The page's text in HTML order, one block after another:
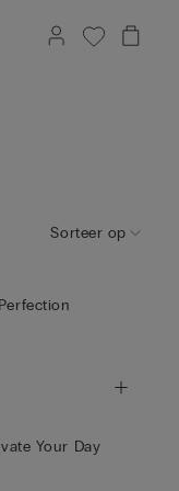
Sorteer op
Your Day